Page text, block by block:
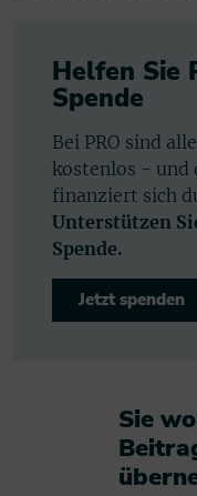
Helfen Sie
Spende
Bei PRO sind
kostenlos - und
finanziert sich
Unterstützen
Spende.
Jetzt spenden
Sie